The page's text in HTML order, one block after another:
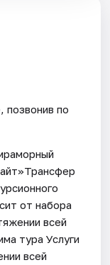
по
от набора
всей
тура Услуги
всей